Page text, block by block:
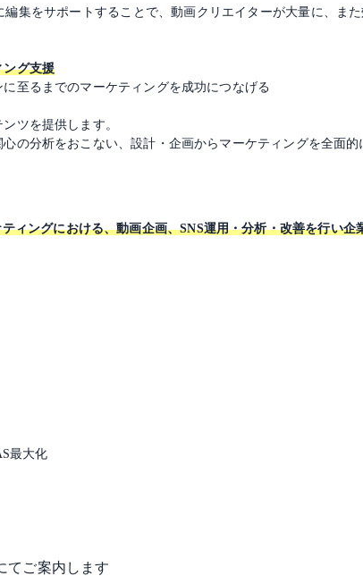
集をサポートすることで、動画クリエイターが大量に、ま
ング支援
至るまでのマーケティングを成功につなげる
ツを提供します。
の分析をおこない、設計・企画からマーケティングを全面的
ィングにおける、動画企画、SNS運用・分析・改善を行い企
最大化
てご案内します